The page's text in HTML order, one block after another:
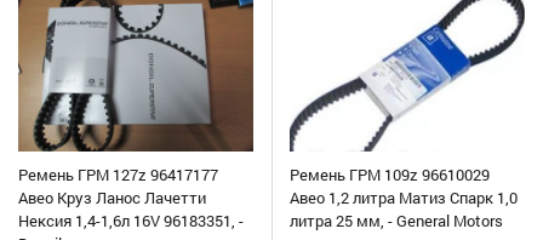
Ремень ГРМ 127z 96417177
Авео Круз Ланос Лачетти
Нексия 1,4-1,6л 16V 96183351, -
Ремень ГРМ 109z 96610029
Авео 1,2 литра Матиз Спарк 1,0
литра 25 мм, - General Motors